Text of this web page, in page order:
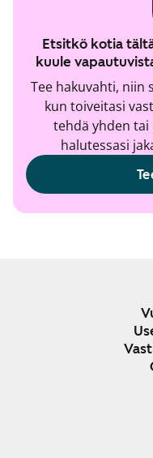
Etsitkö kotia
kuule
Tee hakuvahti, niin
kun toiveitasi
tehdä yhden tai
halutessasi